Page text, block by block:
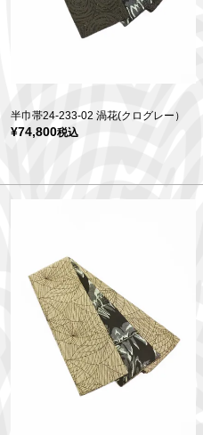
半巾帯24-233-02 渦花(クログレー）
¥74,800税込